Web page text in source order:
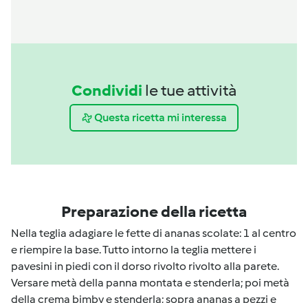
Condividi le tue attività
Questa ricetta mi interessa
Preparazione della ricetta
Nella teglia adagiare le fette di ananas scolate: 1 al centro
e riempire la base. Tutto intorno la teglia mettere i
pavesini in piedi con il dorso rivolto rivolto alla parete.
Versare metà della panna montata e stenderla; poi metà
della crema bimby e stenderla; sopra ananas a pezzi e